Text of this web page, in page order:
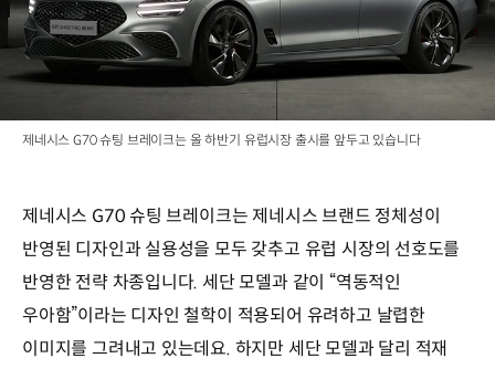
제네시스 G70 슈팅 브레이크는 올 하반기 유럽시장 출시를 앞두고 있습니다
제네시스 G70 슈팅 브레이크는 제네시스 브랜드 정체성이
반영된 디자인과 실용성을 모두 갖추고 유럽 시장의 선호도를
반영한 전략 차종입니다. 세단 모델과 같이 “역동적인
우아함”이라는 디자인 철학이 적용되어 유려하고 날렵한
이미지를 그려내고 있는데요. 하지만 세단 모델과 달리 적재